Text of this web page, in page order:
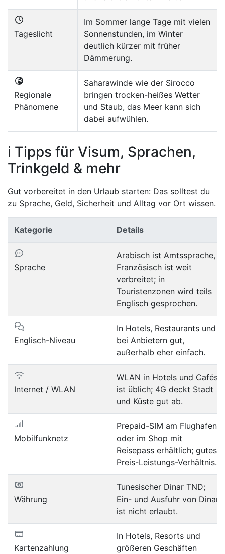
Tageslicht
Im Sommer lange Tage mit vielen
Sonnenstunden, im Winter
deutlich kürzer mit früher
Dämmerung.
Regionale
Phänomene
Saharawinde wie der Sirocco
bringen trocken-heißes Wetter
und Staub, das Meer kann sich
dabei aufwühlen.
ℹ️ Tipps für Visum, Sprachen,
Trinkgeld & mehr
Gut vorbereitet in den Urlaub starten: Das solltest du
zu Sprache, Geld, Sicherheit und Alltag vor Ort wissen.
Kategorie Details
Sprache
Arabisch ist Amtssprache,
Französisch ist weit
verbreitet; in
Touristenzonen wird teils
Englisch gesprochen.
Englisch-Niveau
In Hotels, Restaurants und
bei Anbietern gut,
außerhalb eher einfach.
Internet / WLAN
WLAN in Hotels und Cafés
ist üblich; 4G deckt Stadt
und Küste gut ab.
Mobilfunknetz
Prepaid-SIM am Flughafen
oder im Shop mit
Reisepass erhältlich; gutes
Preis-Leistungs-Verhältnis.
Währung
Tunesischer Dinar TND;
Ein- und Ausfuhr von Dinar
ist nicht erlaubt.
Kartenzahlung
In Hotels, Resorts und
größeren Geschäften